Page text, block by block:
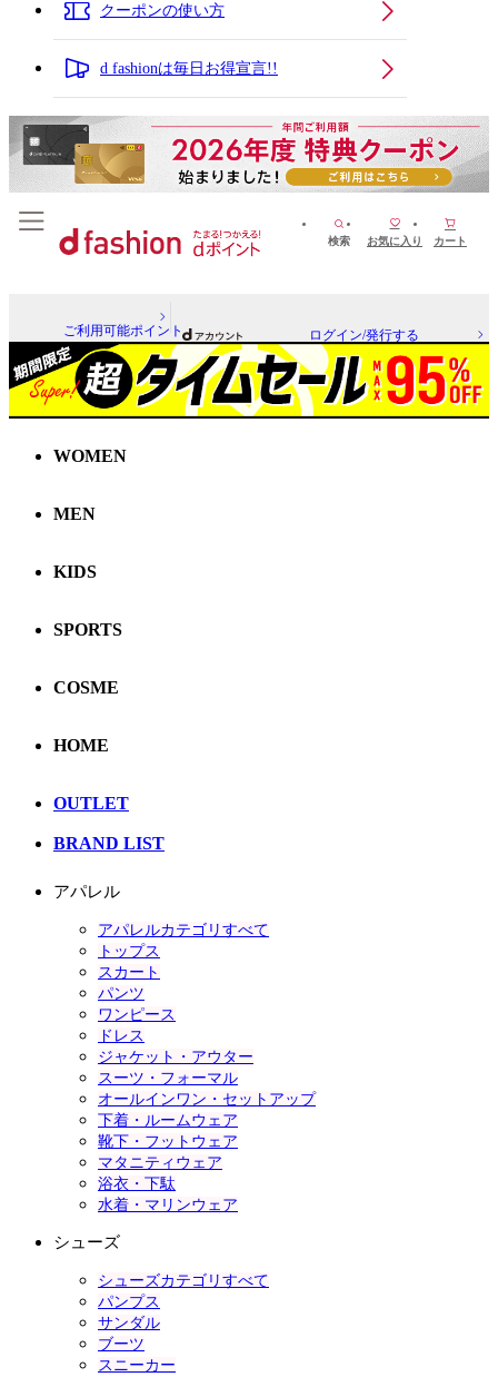
クーポンの使い方
d fashionは毎日お得宣言!!
検索 お気に入り カート
ご利用可能ポイント ログイン/発行する
WOMEN
MEN
KIDS
SPORTS
COSME
HOME
OUTLET
BRAND LIST
アパレル
アパレルカテゴリすべて
トップス
スカート
パンツ
ワンピース
ドレス
ジャケット・アウター
スーツ・フォーマル
オールインワン・セットアップ
下着・ルームウェア
靴下・フットウェア
マタニティウェア
浴衣・下駄
水着・マリンウェア
シューズ
シューズカテゴリすべて
パンプス
サンダル
ブーツ
スニーカー